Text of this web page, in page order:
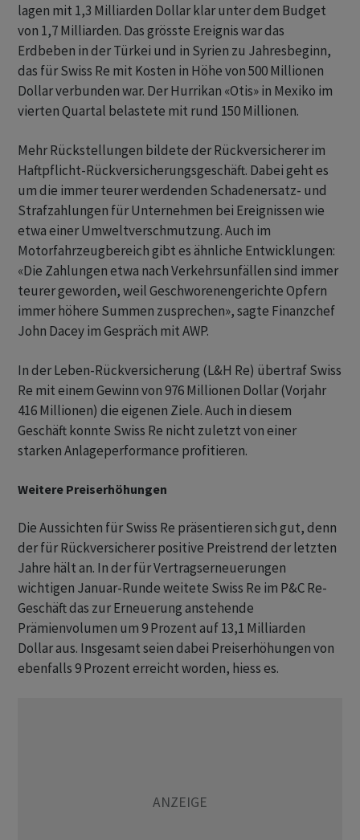
lagen mit 1,3 Milliarden Dollar klar unter dem Budget
von 1,7 Milliarden. Das grösste Ereignis war das
Erdbeben in der Türkei und in Syrien zu Jahresbeginn,
das für Swiss Re mit Kosten in Höhe von 500 Millionen
Dollar verbunden war. Der Hurrikan «Otis» in Mexiko im
vierten Quartal belastete mit rund 150 Millionen.
Mehr Rückstellungen bildete der Rückversicherer im
Haftpflicht-Rückversicherungsgeschäft. Dabei geht es
um die immer teurer werdenden Schadenersatz- und
Strafzahlungen für Unternehmen bei Ereignissen wie
etwa einer Umweltverschmutzung. Auch im
Motorfahrzeugbereich gibt es ähnliche Entwicklungen:
«Die Zahlungen etwa nach Verkehrsunfällen sind immer
teurer geworden, weil Geschworenengerichte Opfern
immer höhere Summen zusprechen», sagte Finanzchef
John Dacey im Gespräch mit AWP.
In der Leben-Rückversicherung (L&H Re) übertraf Swiss
Re mit einem Gewinn von 976 Millionen Dollar (Vorjahr
416 Millionen) die eigenen Ziele. Auch in diesem
Geschäft konnte Swiss Re nicht zuletzt von einer
starken Anlageperformance profitieren.
Weitere Preiserhöhungen
Die Aussichten für Swiss Re präsentieren sich gut, denn
der für Rückversicherer positive Preistrend der letzten
Jahre hält an. In der für Vertragserneuerungen
wichtigen Januar-Runde weitete Swiss Re im P&C Re-
Geschäft das zur Erneuerung anstehende
Prämienvolumen um 9 Prozent auf 13,1 Milliarden
Dollar aus. Insgesamt seien dabei Preiserhöhungen von
ebenfalls 9 Prozent erreicht worden, hiess es.